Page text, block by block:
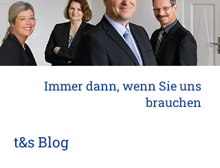
Immer dann, wenn Sie uns
brauchen
t&s Blog